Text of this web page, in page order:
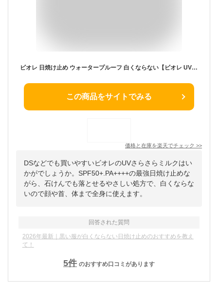
ビオレ 日焼け止め ウォータープルーフ 白くならない【ビオレ UV さらさらパーフェクトミルク SPF50+/PA++++】日焼け止め ウォータープルーフ 下地 日焼け止め 石鹸で落とせる 石鹸で落ちる 日焼け止め 顔用 体用 サラサラ べたつかない 紫外線対策 レジャー
この商品をサイトでみる
価格と在庫を楽天でチェック >>
DSなどでも買いやすいビオレのUVさらさらミルクはい
かがでしょうか。SPF50+.PA++++の最強日焼け止めな
がら、石けんでも落とせるやさしい処方で、白くならな
いので顔や首、体まで全身に使えます。
回答された質問
2026年最新｜黒い服が白くならない日焼け止めのおすすめを教え
て！
5件 のおすすめ口コミがあります